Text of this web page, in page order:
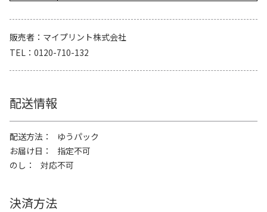
販売者
マイプリント株式会社
TEL
0120-710-132
配送情報
配送方法
ゆうパック
お届け日
指定不可
のし
対応不可
決済方法